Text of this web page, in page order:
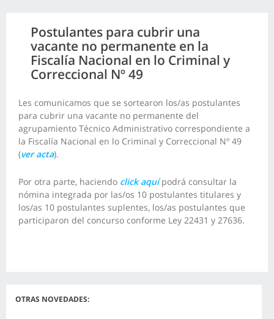
Postulantes para cubrir una
vacante no permanente en la
Fiscalía Nacional en lo Criminal y
Correccional Nº 49
Les comunicamos que se sortearon los/as postulantes
para cubrir una vacante no permanente del
agrupamiento Técnico Administrativo correspondiente a
la Fiscalía Nacional en lo Criminal y Correccional Nº 49
(ver acta).
Por otra parte, haciendo click aquí podrá consultar la
nómina integrada por las/os 10 postulantes titulares y
los/as 10 postulantes suplentes, los/as postulantes que
participaron del concurso conforme Ley 22431 y 27636.
OTRAS NOVEDADES: